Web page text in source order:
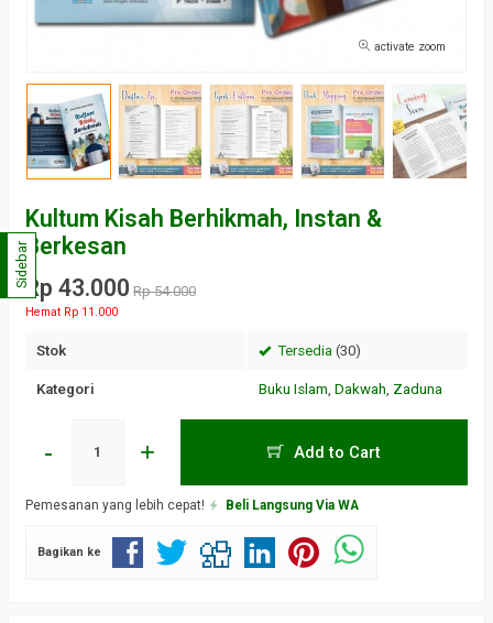
activate zoom
Kultum Kisah Berhikmah, Instan &
Berkesan
Rp 43.000 Rp 54.000
Hemat Rp 11.000
Stok Tersedia (30)
Kategori Buku Islam, Dakwah, Zaduna
- + Add to Cart
Pemesanan yang lebih cepat! Beli Langsung Via WA
Bagikan ke
Sidebar